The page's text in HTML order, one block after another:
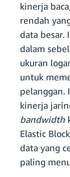
kinerja
rendah
data besar.
dalam
ukuran
untuk
pelanggan.
kinerja
bandwidth
Elastic
data yang
paling